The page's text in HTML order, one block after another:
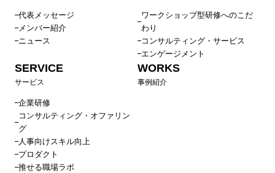
代表メッセージ
メンバー紹介
ニュース
ワークショップ型研修へのこだ
わり
コンサルティング・サービス
エンゲージメント
SERVICE
サービス
企業研修
コンサルティング・オファリン
グ
人事向けスキル向上
プロダクト
推せる職場ラボ
WORKS
事例紹介